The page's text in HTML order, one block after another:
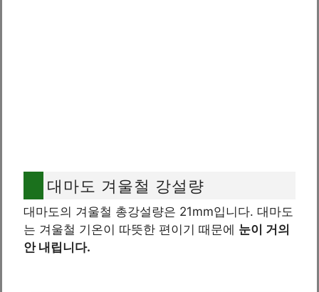
대마도 겨울철 강설량
대마도의 겨울철 총강설량은 21mm입니다. 대마도
는 겨울철 기온이 따뜻한 편이기 때문에 눈이 거의
안 내립니다.